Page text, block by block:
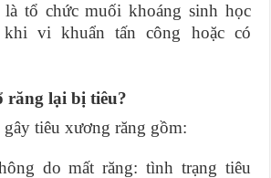
tổ chức muối khoáng sinh học
vi khuẩn tấn công hoặc có
răng lại bị tiêu?
tiêu xương răng gồm:
do mất răng: tình trạng tiêu